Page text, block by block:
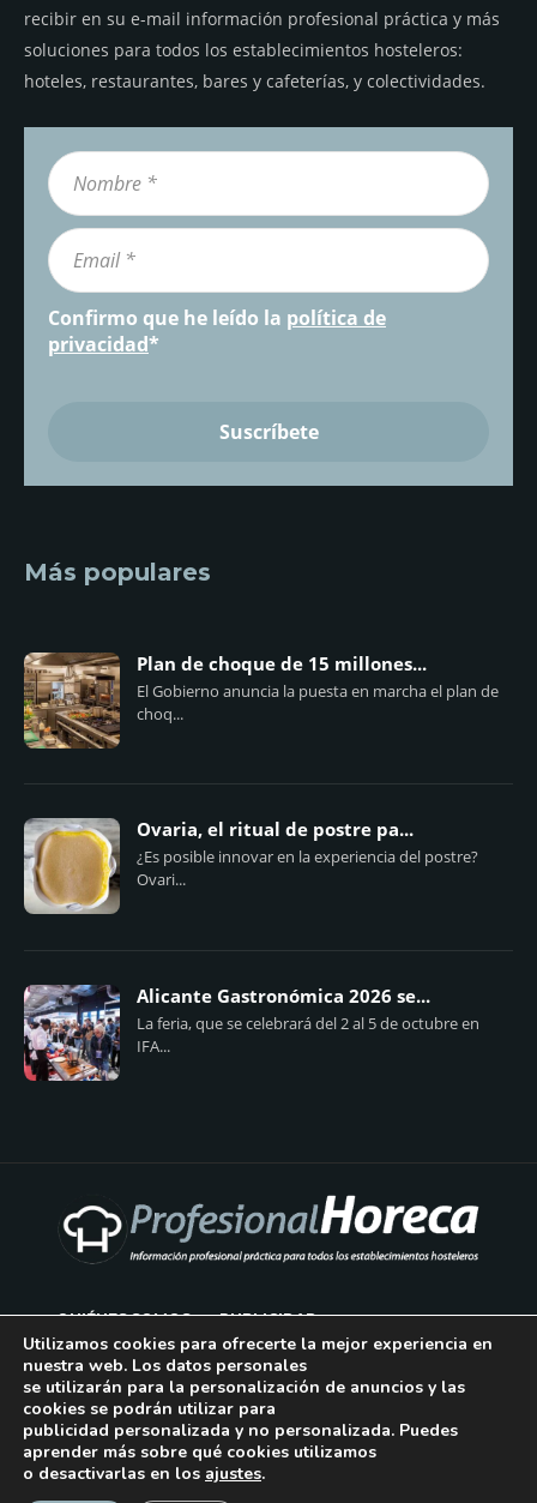
recibir en su e-mail información profesional práctica y más
soluciones para todos los establecimientos hosteleros:
hoteles, restaurantes, bares y cafeterías, y colectividades.
Confirmo que he leído la política de
privacidad*
Más populares
Plan de choque de 15 millones...
El Gobierno anuncia la puesta en marcha el plan de
choq...
Ovaria, el ritual de postre pa...
¿Es posible innovar en la experiencia del postre?
Ovari...
Alicante Gastronómica 2026 se...
La feria, que se celebrará del 2 al 5 de octubre en
IFA...
QUIÉNES SOMOS PUBLICIDAD
AVISO LEGAL
POLÍTICA DE COOKIES
POLÍTICA DE PRIVACIDAD
Utilizamos cookies para ofrecerte la mejor experiencia en
nuestra web. Los datos personales
se utilizarán para la personalización de anuncios y las
cookies se podrán utilizar para
publicidad personalizada y no personalizada. Puedes
aprender más sobre qué cookies utilizamos
o desactivarlas en los ajustes.